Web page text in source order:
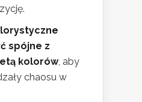
spójne z
kolorów, aby
chaosu w